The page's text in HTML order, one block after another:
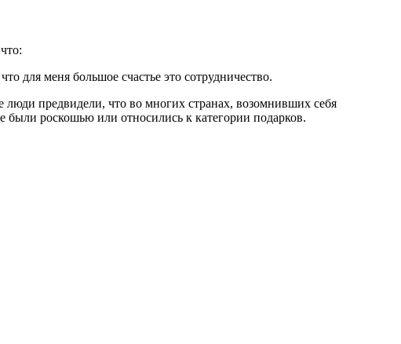
для меня большое счастье это сотрудничество.
предвидели, что во многих странах, возомнивших себя
были роскошью или относились к категории подарков.